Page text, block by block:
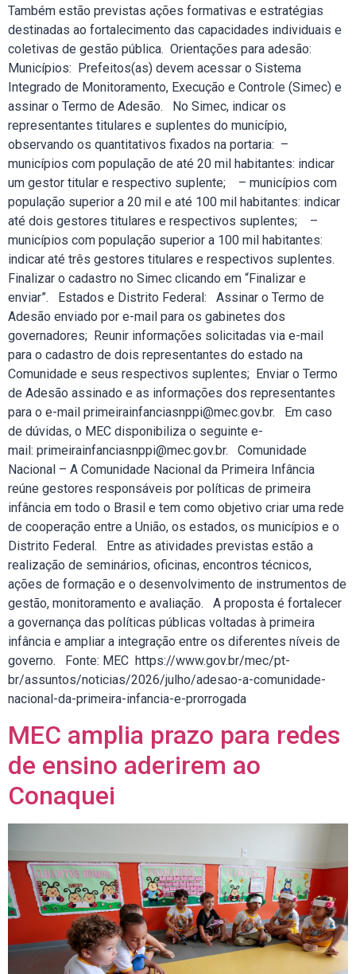
Também estão previstas ações formativas e estratégias
destinadas ao fortalecimento das capacidades individuais e
coletivas de gestão pública. Orientações para adesão:
Municípios: Prefeitos(as) devem acessar o Sistema
Integrado de Monitoramento, Execução e Controle (Simec) e
assinar o Termo de Adesão. No Simec, indicar os
representantes titulares e suplentes do município,
observando os quantitativos fixados na portaria: –
municípios com população de até 20 mil habitantes: indicar
um gestor titular e respectivo suplente; – municípios com
população superior a 20 mil e até 100 mil habitantes: indicar
até dois gestores titulares e respectivos suplentes; –
municípios com população superior a 100 mil habitantes:
indicar até três gestores titulares e respectivos suplentes.
Finalizar o cadastro no Simec clicando em “Finalizar e
enviar”. Estados e Distrito Federal: Assinar o Termo de
Adesão enviado por e-mail para os gabinetes dos
governadores; Reunir informações solicitadas via e-mail
para o cadastro de dois representantes do estado na
Comunidade e seus respectivos suplentes; Enviar o Termo
de Adesão assinado e as informações dos representantes
para o e-mail primeirainfanciasnppi@mec.gov.br. Em caso
de dúvidas, o MEC disponibiliza o seguinte e-
mail: primeirainfanciasnppi@mec.gov.br. Comunidade
Nacional – A Comunidade Nacional da Primeira Infância
reúne gestores responsáveis por políticas de primeira
infância em todo o Brasil e tem como objetivo criar uma rede
de cooperação entre a União, os estados, os municípios e o
Distrito Federal. Entre as atividades previstas estão a
realização de seminários, oficinas, encontros técnicos,
ações de formação e o desenvolvimento de instrumentos de
gestão, monitoramento e avaliação. A proposta é fortalecer
a governança das políticas públicas voltadas à primeira
infância e ampliar a integração entre os diferentes níveis de
governo. Fonte: MEC https://www.gov.br/mec/pt-
br/assuntos/noticias/2026/julho/adesao-a-comunidade-
nacional-da-primeira-infancia-e-prorrogada
MEC amplia prazo para redes
de ensino aderirem ao
Conaquei